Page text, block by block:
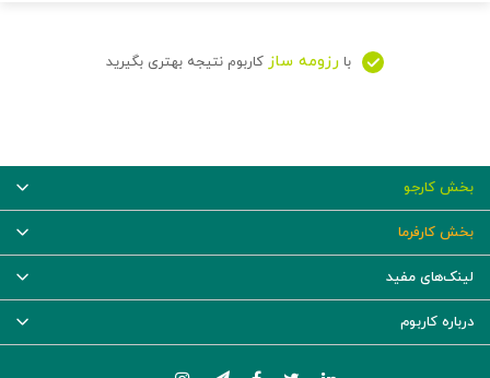
با رزومه ساز کاربوم نتیجه بهتری بگیرید
بخش کارجو
بخش کارفرما
لینک‌های مفید
درباره کاربوم